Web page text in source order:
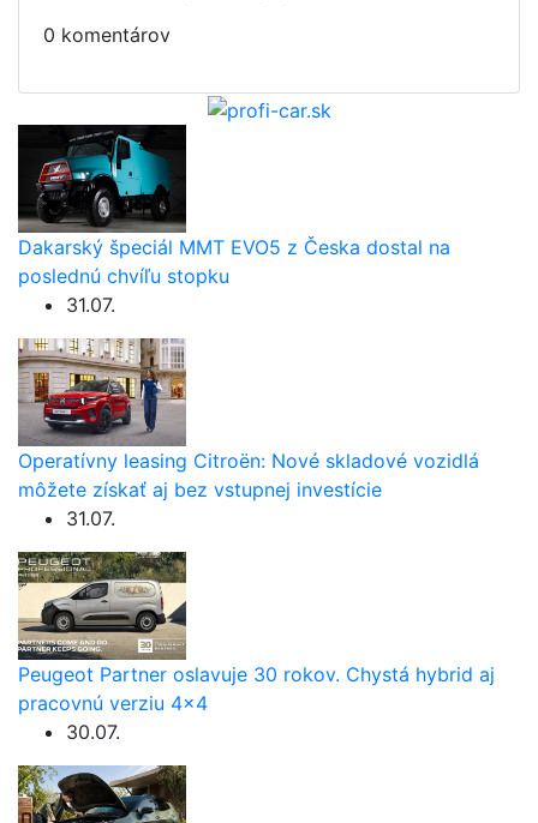
0 komentárov
Dakarský špeciál MMT EVO5 z Česka dostal na
poslednú chvíľu stopku
31.07.
Operatívny leasing Citroën: Nové skladové vozidlá
môžete získať aj bez vstupnej investície
31.07.
Peugeot Partner oslavuje 30 rokov. Chystá hybrid aj
pracovnú verziu 4×4
30.07.